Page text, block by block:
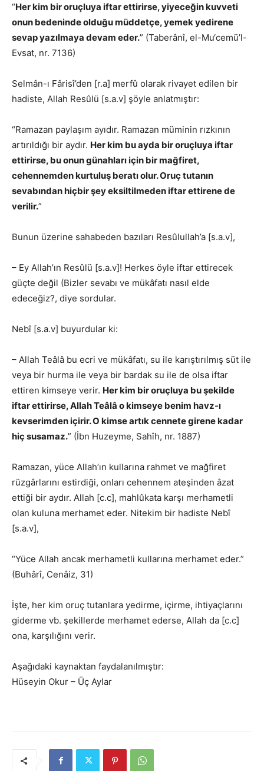
“Her kim bir oruçluya iftar ettirirse, yiyeceğin kuvveti
onun bedeninde olduğu müddetçe, yemek yedirene
sevap yazılmaya devam eder.” (Taberânî, el-Mu‘cemü’l-
Evsat, nr. 7136)
Selmân-ı Fârisî’den [r.a] merfû olarak rivayet edilen bir
hadiste, Allah Resûlü [s.a.v] şöyle anlatmıştır:
“Ramazan paylaşım ayıdır. Ramazan müminin rızkının
artırıldığı bir aydır. Her kim bu ayda bir oruçluya iftar
ettirirse, bu onun günahları için bir mağfiret,
cehennemden kurtuluş beratı olur. Oruç tutanın
sevabından hiçbir şey eksiltilmeden iftar ettirene de
verilir.”
Bunun üzerine sahabeden bazıları Resûlullah’a [s.a.v],
– Ey Allah’ın Resûlü [s.a.v]! Herkes öyle iftar ettirecek
güçte değil (Bizler sevabı ve mükâfatı nasıl elde
edeceğiz?, diye sordular.
Nebî [s.a.v] buyurdular ki:
– Allah Teâlâ bu ecri ve mükâfatı, su ile karıştırılmış süt ile
veya bir hurma ile veya bir bardak su ile de olsa iftar
ettiren kimseye verir. Her kim bir oruçluya bu şekilde
iftar ettirirse, Allah Teâlâ o kimseye benim havz-ı
kevserimden içirir. O kimse artık cennete girene kadar
hiç susamaz.” (İbn Huzeyme, Sahîh, nr. 1887)
Ramazan, yüce Allah’ın kullarına rahmet ve mağfiret
rüzgârlarını estirdiği, onları cehennem ateşinden âzat
ettiği bir aydır. Allah [c.c], mahlûkata karşı merhametli
olan kuluna merhamet eder. Nitekim bir hadiste Nebî
[s.a.v],
“Yüce Allah ancak merhametli kullarına merhamet eder.”
(Buhârî, Cenâiz, 31)
İşte, her kim oruç tutanlara yedirme, içirme, ihtiyaçlarını
giderme vb. şekillerde merhamet ederse, Allah da [c.c]
ona, karşılığını verir.
Aşağıdaki kaynaktan faydalanılmıştır:
Hüseyin Okur – Üç Aylar